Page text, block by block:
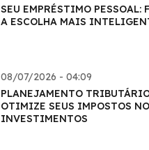
SEU EMPRÉSTIMO PESSOAL:
A ESCOLHA MAIS
08/07/2026 - 04:09
PLANEJAMENTO
OTIMIZE SEUS IMPOSTOS
INVESTIMENTOS